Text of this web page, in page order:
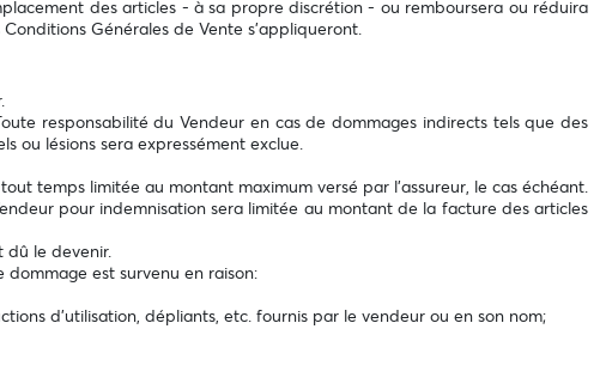
des articles - à sa propre discrétion - ou remboursera ou réduira
Générales de Vente s'appliqueront.
responsabilité du Vendeur en cas de dommages indirects tels que des
ou lésions sera expressément exclue.
temps limitée au montant maximum versé par l'assureur, le cas échéant.
pour indemnisation sera limitée au montant de la facture des articles
dû le devenir.
est survenu en raison:
d'utilisation, dépliants, etc. fournis par le vendeur ou en son nom;